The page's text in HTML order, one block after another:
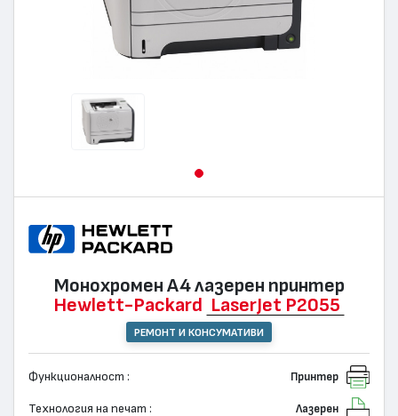
Монохромен А4 лазерен принтер
Hewlett-Packard
LaserJet P2055
РЕМОНТ И КОНСУМАТИВИ
Функционалност : Принтер
Технология на печат : Лазерен